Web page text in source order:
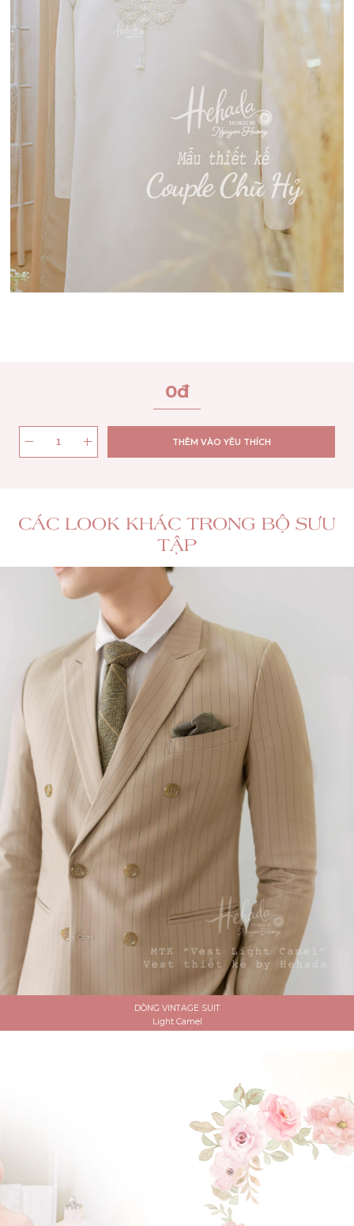
0đ
THÊM VÀO YÊU THÍCH
CÁC LOOK KHÁC TRONG BỘ SƯU
TẬP
DÒNG VINTAGE SUIT
Light Camel
ĐẶT LỊCH HẸN